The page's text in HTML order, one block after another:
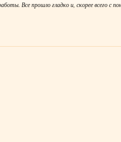
Все прошло гладко и, скорее всего с